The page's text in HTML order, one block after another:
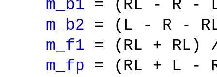
m_b1 = (RL - R -
m_b2 = (L - R -
m_f1 = (RL + RL)
m_fp = (RL + L -